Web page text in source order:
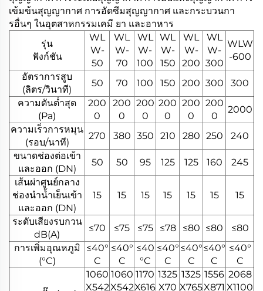
เข้มข้นสุญญากาศ การอัดซึมสุญญากาศ และกระบวนกา
รอื่นๆ ในอุตสาหกรรมเคมี ยา และอาหาร
รุ่น
ฟังก์ชัน
WL
W-
50
WL
W-
70
WL
W-
100
WL
W-
150
WL
W-
200
WL
W-
300
WLW
-600
อัตราการสูบ
(ลิตร/วินาที)
50 70 100 150 200 300
300
ความดันต่ำสุด
(Pa)
200
0
200
0
200
0
200
0
200
0
200
0
2000
ความเร็วการหมุน
(รอบ/นาที)
270 380 350 210 280 250
240
ขนาดช่องต่อเข้า
และออก (DN)
50 50 95 125 125 160
245
เส้นผ่าศูนย์กลาง
ช่องนำน้ำเย็นเข้า
และออก (DN)
15 15 15 15 15 15 15
ระดับเสียงรบกวน
dB(A)
≤70 ≤75 ≤75 ≤78 ≤80 ≤80
≤80
การเพิ่มอุณหภูมิ
(°C)
≤40°
C
≤40°
C
≤40
°C
≤40°
C
≤40°
C
≤40°
C
≤40°
C
1060
X542
1060
X542
1170
X616
1325
X70
1325
X765
1556
X871
2068
X1100